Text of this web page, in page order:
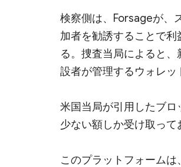
検察側は、Forsageが、
加者を勧誘することで
る。捜査当局によると
設者が管理するウォレッ
米国当局が引用したブ
少ない額しか受け取って
このプラットフォーム